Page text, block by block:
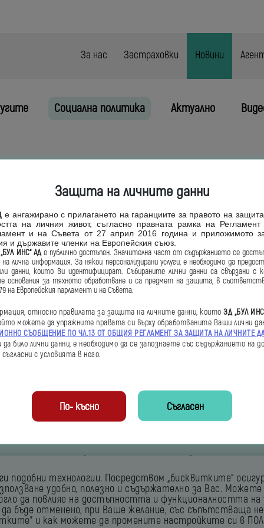
За нас Застраховки Новини
Социална политика Актуално
по стънт със
на ЗД „Бул Инс“ АД
се събраха в надпреварата за отличия на международното
дни във Велико Търново, състезателите показваха опасни и
европейски държави. Впечатлени от майсторските номера с
евро. Той беше разпределен между първите петима
Къде може да ни откриете
подобни технологии. Посредством „бисквитките“
удобно, полезно и съдържателно за Вас.
да повлияе на достъпността и функционалността на
бъде отменено, при Ваше желание, със съпътстваща
и как можете да промените настройките си в
Защита на личните данни
е ангажирано с прилагането на гаранциите за правото на
на личния живот, съгласно правната рамка на Регламент
и наСъвета от 27 април 2016 година и приложимото
и държавите членки на Европейския съюз.
ИНС“ АДе публично достъпен. Значителна част отсъдържанието се
лична информация. За някои персонализирани услуги,е необходимо да
данни, които Ви идентифицират. Събираните лични данни са свързани с
основания за тяхното обработване и са предмет на защита, в
на Европейския парламент и на Съвета.
относно правилата за защита на личните данни, които ЗД „БУЛ
можете да упражните правата си върхуобработваните Ваши лични
СЪОБЩЕНИЕ ПО ЧЛ.13 ОТ ОБЩИЯ РЕГЛАМЕНТ ЗА ЗАЩИТА НА ЛИЧНИТЕ
да било лични данни, е необходимо да се запознаете със съдържанието на
съгласни с условията в него.
По- късно Съгласен